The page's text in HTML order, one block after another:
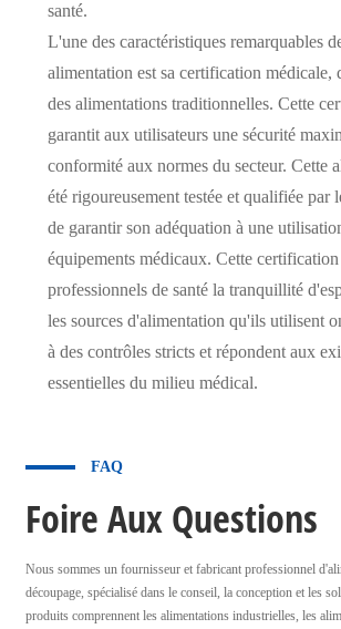
santé.
L'une des caractéristiques remarquables
alimentation est sa certification médicale,
des alimentations traditionnelles. Cette
garantit aux utilisateurs une sécurité
conformité aux normes du secteur. Cette
été rigoureusement testée et qualifiée par
de garantir son adéquation à une
équipements médicaux. Cette
professionnels de santé la tranquillité
les sources d'alimentation qu'ils utilisent
à des contrôles stricts et répondent aux
essentielles du milieu médical.
FAQ
Foire Aux Questions
Nous sommes un fournisseur et fabricant professionnel
découpage, spécialisé dans le conseil, la conception et les
produits comprennent les alimentations industrielles, les